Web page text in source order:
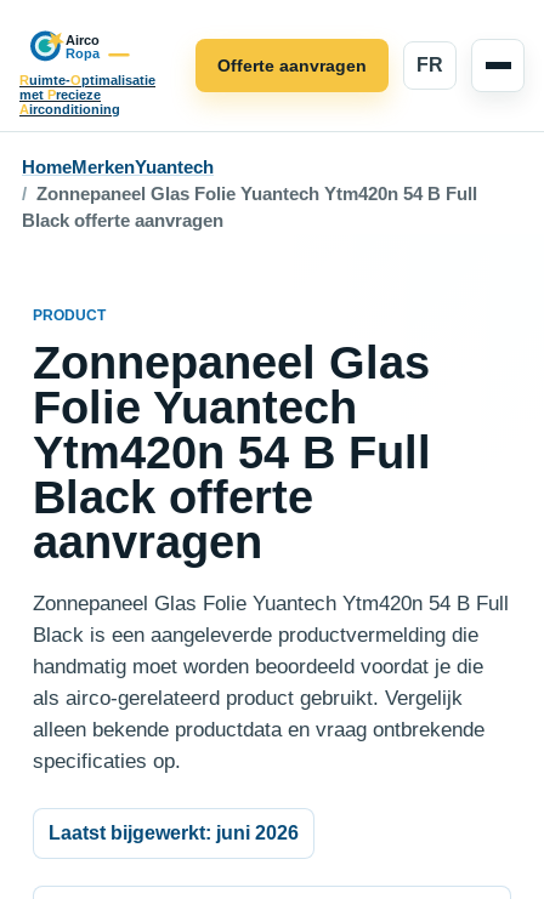
Ruimte-Optimalisatie
met Precieze
Airconditioning
FR
Offerte aanvragen
HomeMerkenYuantech
Zonnepaneel Glas Folie Yuantech Ytm420n 54 B Full
Black offerte aanvragen
PRODUCT
Zonnepaneel Glas
Folie Yuantech
Ytm420n 54 B Full
Black offerte
aanvragen
Zonnepaneel Glas Folie Yuantech Ytm420n 54 B Full
Black is een aangeleverde productvermelding die
handmatig moet worden beoordeeld voordat je die
als airco-gerelateerd product gebruikt. Vergelijk
alleen bekende productdata en vraag ontbrekende
specificaties op.
Laatst bijgewerkt: juni 2026